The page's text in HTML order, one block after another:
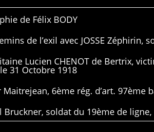
de Félix BODY
de l’exil avec JOSSE Zéphirin,
Lucien CHENOT de Bertrix,
31 Octobre 1918
Maitrejean, 6ème rég. d’art. 97ème
Bruckner, soldat du 19ème de ligne,